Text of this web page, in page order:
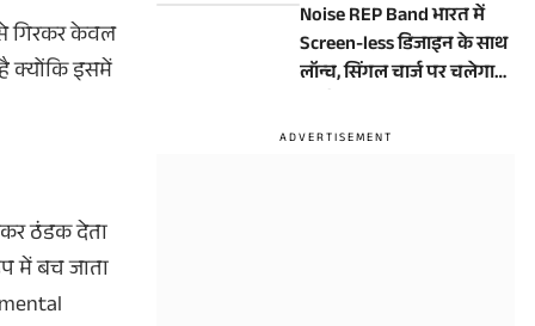
गिरकर केवल
क्योंकि इसमें
ठंडक देता
में बच जाता
Noise REP Band भारत में
Screen-less डिजाइन के साथ
लॉन्च, सिंगल चार्ज पर चलेगा